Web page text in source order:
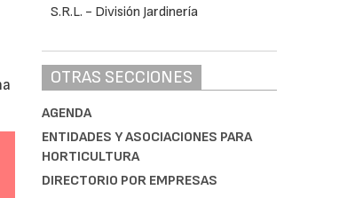
OTRAS SECCIONES
AGENDA
ENTIDADES Y ASOCIACIONES PARA
HORTICULTURA
DIRECTORIO POR EMPRESAS